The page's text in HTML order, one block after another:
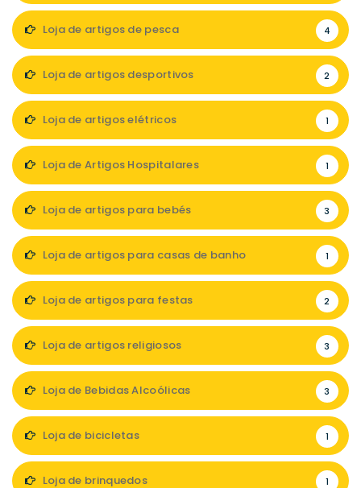
Loja de artigos de pesca 4
Loja de artigos desportivos 2
Loja de artigos elétricos 1
Loja de Artigos Hospitalares 1
Loja de artigos para bebés 3
Loja de artigos para casas de banho 1
Loja de artigos para festas 2
Loja de artigos religiosos 3
Loja de Bebidas Alcoólicas 3
Loja de bicicletas 1
Loja de brinquedos 1